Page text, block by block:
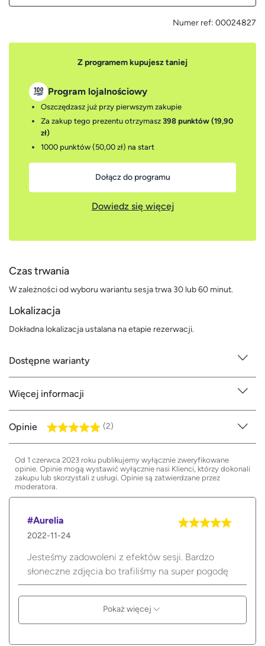
Numer ref: 00024827
Z programem kupujesz taniej
Program lojalnościowy
Oszczędzasz już przy pierwszym zakupie
Za zakup tego prezentu otrzymasz 398 punktów (19,90
zł)
1000 punktów (50,00 zł) na start
Dołącz do programu
Dowiedz się więcej
Czas trwania
W zależności od wyboru wariantu sesja trwa 30 lub 60 minut.
Lokalizacja
Dokładna lokalizacja ustalana na etapie rezerwacji.
Dostępne warianty
Więcej informacji
Opinie (2)
Od 1 czerwca 2023 roku publikujemy wyłącznie zweryfikowane
opinie. Opinie mogą wystawić wyłącznie nasi Klienci, którzy dokonali
zakupu lub skorzystali z usługi. Opinie są zatwierdzane przez
moderatora.
#Aurelia
2022-11-24
Jesteśmy zadowoleni z efektów sesji. Bardzo
słoneczne zdjęcia bo trafiliśmy na super pogodę
Pokaż więcej